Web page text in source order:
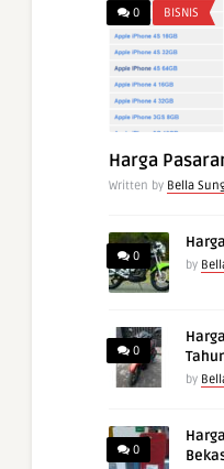
0 BISNIS
Harga
Written by Bella
0
by
0
by
0